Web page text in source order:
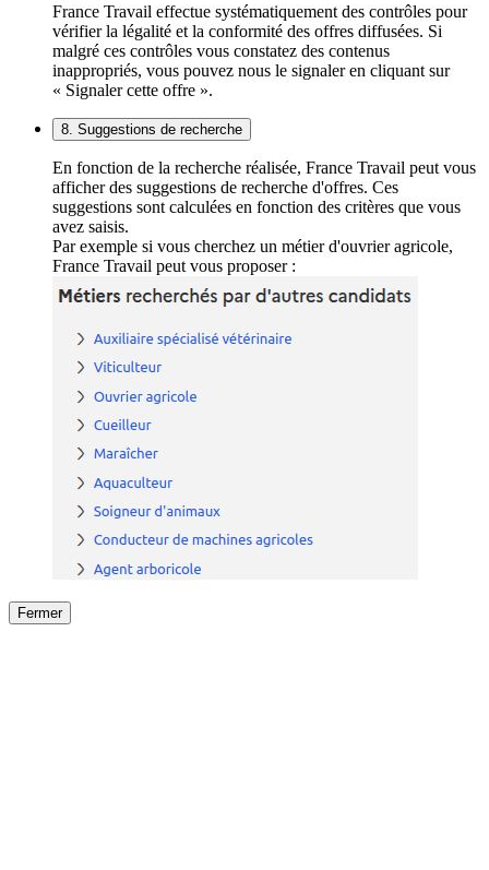
France Travail effectue systématiquement des contrôles pour
vérifier la légalité et la conformité des offres diffusées. Si
malgré ces contrôles vous constatez des contenus
inappropriés, vous pouvez nous le signaler en cliquant sur
« Signaler cette offre ».
8. Suggestions de recherche
En fonction de la recherche réalisée, France Travail peut vous
afficher des suggestions de recherche d'offres. Ces
suggestions sont calculées en fonction des critères que vous
avez saisis.
Par exemple si vous cherchez un métier d'ouvrier agricole,
France Travail peut vous proposer :
Fermer